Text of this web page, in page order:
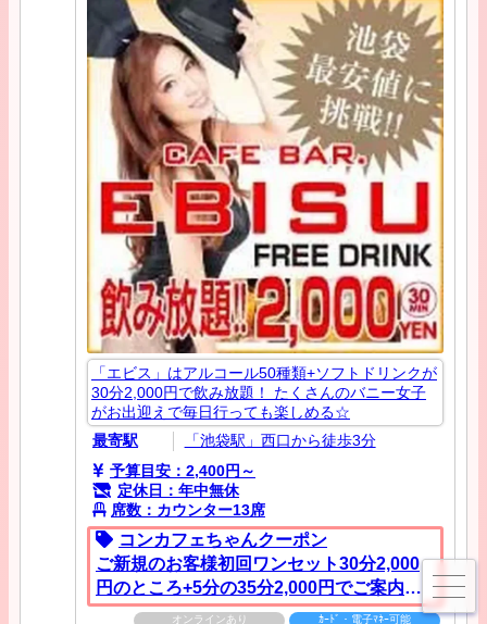
「エビス」はアルコール50種類+ソフトドリンクが
30分2,000円で飲み放題！ たくさんのバニー女子
がお出迎えで毎日行っても楽しめる☆
最寄駅
「池袋駅」西口から徒歩3分
予算目安：2,400円～
定休日：年中無休
席数：カウンター13席
コンカフェちゃんクーポン
ご新規のお客様初回ワンセット30分2,000
円のところ+5分の35分2,000円でご案内さ
せていただきます。
オンラインあり ｶｰﾄﾞ・電子ﾏﾈｰ可能